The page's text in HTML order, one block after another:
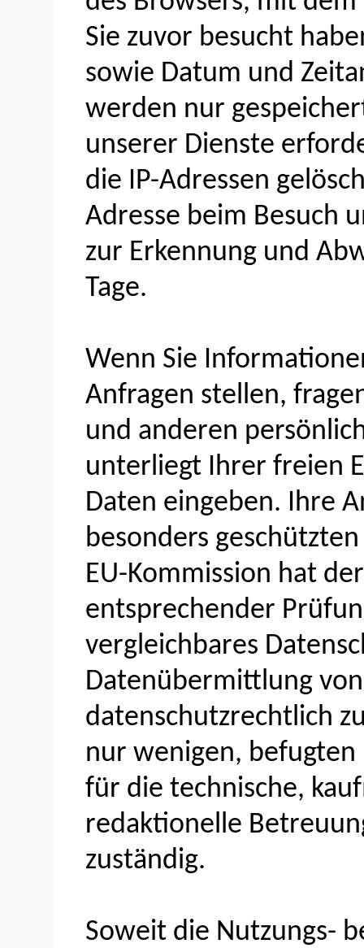
Sie zuvor besucht
sowie Datum und
werden nur
unserer Dienste
die IP-Adressen
Adresse beim Besuch
zur Erkennung und
Tage.
Wenn Sie
Anfragen stellen,
und anderen
unterliegt Ihrer freien
Daten eingeben. Ihre
besonders
EU-Kommission hat
entsprechender
vergleichbares
Datenübermittlung
datenschutzrechtlich
nur wenigen, befugten
für die technische,
redaktionelle
zuständig.
Soweit die Nutzungs-